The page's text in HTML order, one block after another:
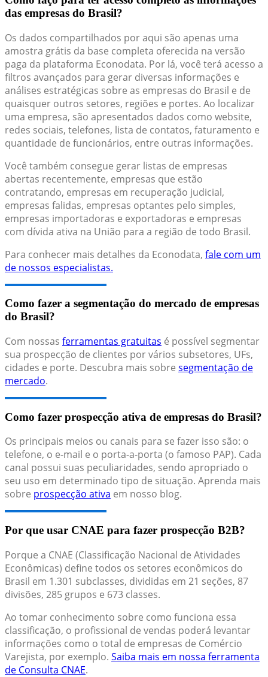
das empresas do Brasil?
Os dados compartilhados por aqui são apenas uma
amostra grátis da base completa oferecida na versão
paga da plataforma Econodata. Por lá, você terá acesso a
filtros avançados para gerar diversas informações e
análises estratégicas sobre as empresas do Brasil e de
quaisquer outros setores, regiões e portes. Ao localizar
uma empresa, são apresentados dados como website,
redes sociais, telefones, lista de contatos, faturamento e
quantidade de funcionários, entre outras informações.
Você também consegue gerar listas de empresas
abertas recentemente, empresas que estão
contratando, empresas em recuperação judicial,
empresas falidas, empresas optantes pelo simples,
empresas importadoras e exportadoras e empresas
com dívida ativa na União para a região de todo Brasil.
Para conhecer mais detalhes da Econodata, fale com um
de nossos especialistas.
Como fazer a segmentação do mercado de empresas
do Brasil?
Com nossas ferramentas gratuitas é possível segmentar
sua prospecção de clientes por vários subsetores, UFs,
cidades e porte. Descubra mais sobre segmentação de
mercado.
Como fazer prospecção ativa de empresas do Brasil?
Os principais meios ou canais para se fazer isso são: o
telefone, o e-mail e o porta-a-porta (o famoso PAP). Cada
canal possui suas peculiaridades, sendo apropriado o
seu uso em determinado tipo de situação. Aprenda mais
sobre prospecção ativa em nosso blog.
Por que usar CNAE para fazer prospecção B2B?
Porque a CNAE (Classificação Nacional de Atividades
Econômicas) define todos os setores econômicos do
Brasil em 1.301 subclasses, divididas em 21 seções, 87
divisões, 285 grupos e 673 classes.
Ao tomar conhecimento sobre como funciona essa
classificação, o profissional de vendas poderá levantar
informações como o total de empresas de Comércio
Varejista, por exemplo. Saiba mais em nossa ferramenta
de Consulta CNAE.